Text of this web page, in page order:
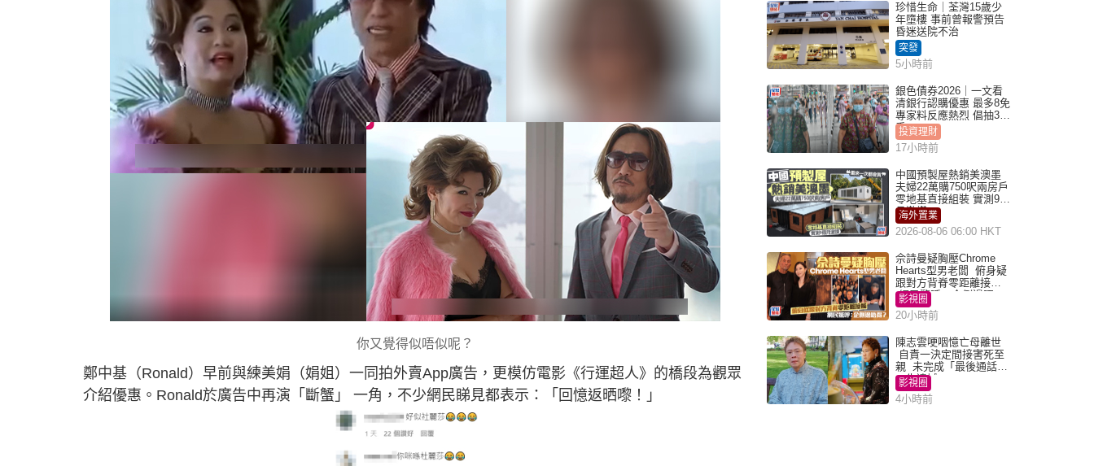
你又覺得似唔似呢？
鄭中基（Ronald）早前與練美娟（娟姐）一同拍外賣App廣告，更模仿電影《行運超人》的橋段為觀眾
介紹優惠。Ronald於廣告中再演「斷蟹」 一角，不少網民睇見都表示：「回憶返晒嚟！」
珍惜生命｜荃灣15歲少
年墮樓 事前曾報警預告
昏迷送院不治
突發
5小時前
銀色債券2026｜一文看
清銀行認購優惠 最多8免
專家料反應熱烈 倡抽30
手
投資理財
17小時前
中國預製屋熱銷美澳墨
夫婦22萬購750呎兩房戶
零地基直接組裝 實測9個
月激讚
海外置業
2026-08-06 06:00 HKT
佘詩曼疑胸壓Chrome
Hearts型男老闆 俯身疑
跟對方背脊零距離接觸
網民驚呼：企側邊唔
得？
影視圈
20小時前
陳志雲哽咽憶亡母離世
自責一決定間接害死至
親 未完成「最後通話」
一生遺憾
影視圈
4小時前